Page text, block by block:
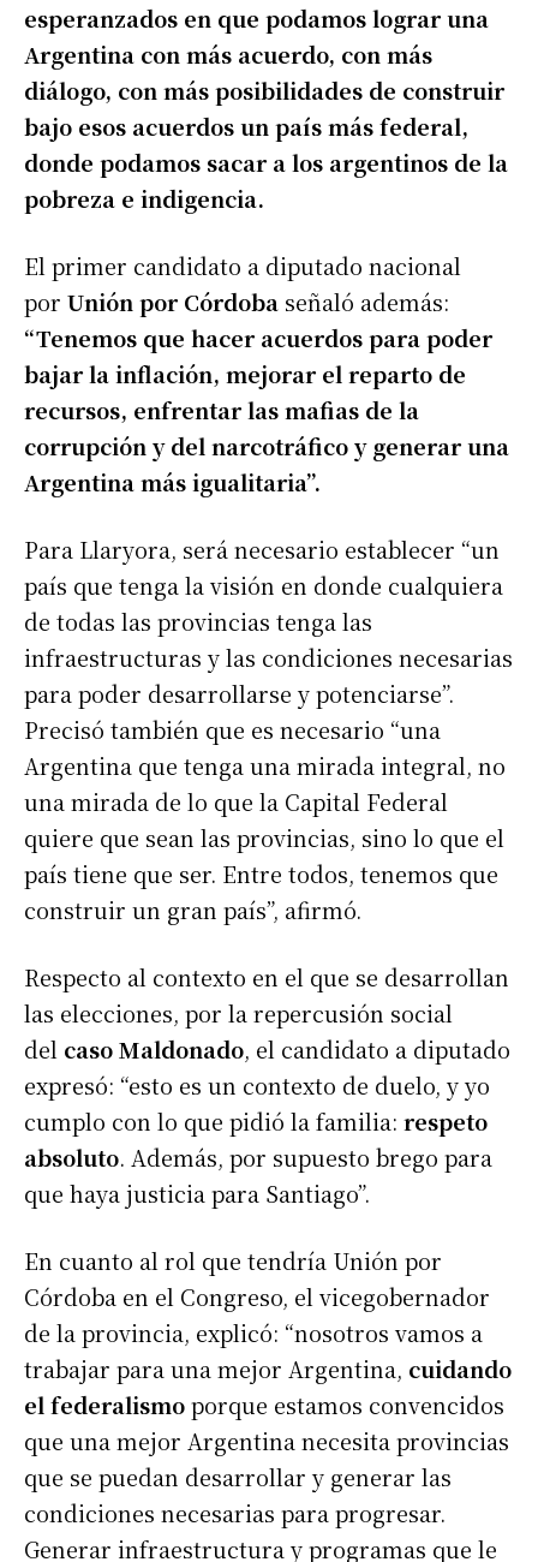
esperanzados en que podamos lograr una
Argentina con más acuerdo, con más
diálogo, con más posibilidades de construir
bajo esos acuerdos un país más federal,
donde podamos sacar a los argentinos de la
pobreza e indigencia.
El primer candidato a diputado nacional
por Unión por Córdoba señaló además:
“Tenemos que hacer acuerdos para poder
bajar la inflación, mejorar el reparto de
recursos, enfrentar las mafias de la
corrupción y del narcotráfico y generar una
Argentina más igualitaria”.
Para Llaryora, será necesario establecer “un
país que tenga la visión en donde cualquiera
de todas las provincias tenga las
infraestructuras y las condiciones necesarias
para poder desarrollarse y potenciarse”.
Precisó también que es necesario “una
Argentina que tenga una mirada integral, no
una mirada de lo que la Capital Federal
quiere que sean las provincias, sino lo que el
país tiene que ser. Entre todos, tenemos que
construir un gran país”, afirmó.
Respecto al contexto en el que se desarrollan
las elecciones, por la repercusión social
del caso Maldonado, el candidato a diputado
expresó: “esto es un contexto de duelo, y yo
cumplo con lo que pidió la familia: respeto
absoluto. Además, por supuesto brego para
que haya justicia para Santiago”.
En cuanto al rol que tendría Unión por
Córdoba en el Congreso, el vicegobernador
de la provincia, explicó: “nosotros vamos a
trabajar para una mejor Argentina, cuidando
el federalismoporque estamos convencidos
que una mejor Argentina necesita provincias
que se puedan desarrollar y generar las
condiciones necesarias para progresar.
Generar infraestructura y programas que le